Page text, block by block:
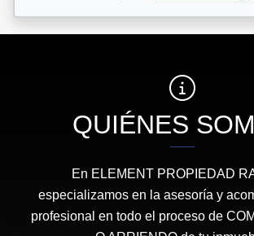
QUIÉNES
En ELEMENT PROPIEDAD
especializamos en la asesoría y
profesional en todo el proceso de